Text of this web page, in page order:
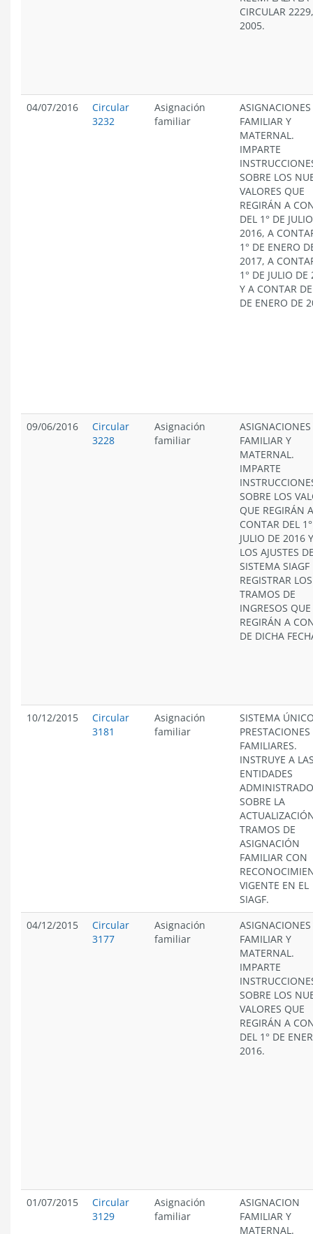
CIRCULAR
2005.
04/07/2016
Circular
3232
Asignación
familiar
ASIGNACIONES
FAMILIAR Y
MATERNAL.
IMPARTE
SOBRE LOS
VALORES QUE
REGIRÁN A
DEL 1° DE
2016, A
1° DE ENERO
2017, A
1° DE JULIO DE
Y A CONTAR
DE ENERO DE
09/06/2016
Circular
3228
Asignación
familiar
ASIGNACIONES
FAMILIAR Y
MATERNAL.
IMPARTE
SOBRE LOS
QUE REGIRÁN A
CONTAR DEL
JULIO DE 2016
LOS AJUSTES
SISTEMA SIAGF
REGISTRAR LOS
TRAMOS DE
INGRESOS QUE
REGIRÁN A
DE DICHA
10/12/2015
Circular
3181
Asignación
familiar
SISTEMA
PRESTACIONES
FAMILIARES.
INSTRUYE A
ENTIDADES
SOBRE LA
TRAMOS DE
ASIGNACIÓN
FAMILIAR CON
VIGENTE EN EL
SIAGF.
04/12/2015
Circular
3177
Asignación
familiar
ASIGNACIONES
FAMILIAR Y
MATERNAL.
IMPARTE
SOBRE LOS
VALORES QUE
REGIRÁN A
DEL 1° DE
2016.
01/07/2015
Circular
3129
Asignación
familiar
ASIGNACION
FAMILIAR Y
MATERNAL.